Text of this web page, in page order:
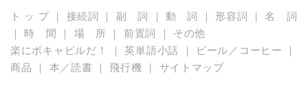
ト ッ プ｜ 接続詞 ｜ 副 詞 ｜ 動 詞 ｜ 形容詞 ｜名 詞
｜ 時 間 ｜ 場 所 ｜ 前置詞 ｜ その他
楽にボキャビルだ！
｜英単語小話 ｜ ビール／コーヒー ｜
商品 ｜ 本／読書 ｜ 飛行機 ｜ サイトマップ